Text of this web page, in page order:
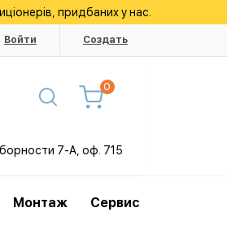
придбаних у нас.
Войти Создать
0
7-А, оф. 715
Монтаж Сервис